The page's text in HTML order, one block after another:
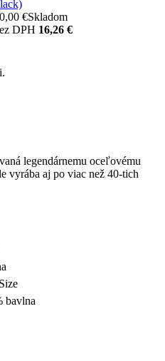
€Skladom
DPH 16,26 €
legendárnemu oceľovému
vyrába aj po viac než 40-tich
bavlna